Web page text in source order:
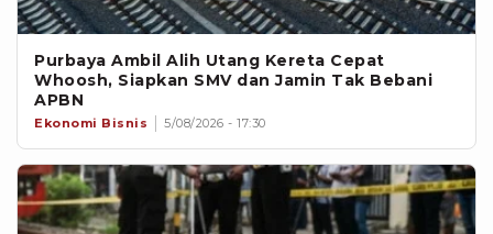
Purbaya Ambil Alih Utang Kereta Cepat
Whoosh, Siapkan SMV dan Jamin Tak Bebani
APBN
Ekonomi Bisnis 5/08/2026 - 17:30